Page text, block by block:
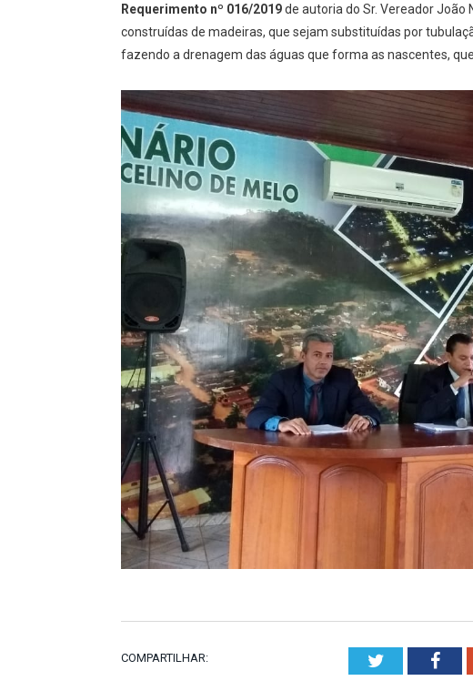
Requerimento nº 016/2019de autoria do Sr. Vereador João
construídas de madeiras, que sejam substituídas por
fazendo a drenagem das águas que forma as nascentes,
COMPARTILHAR: Twitter